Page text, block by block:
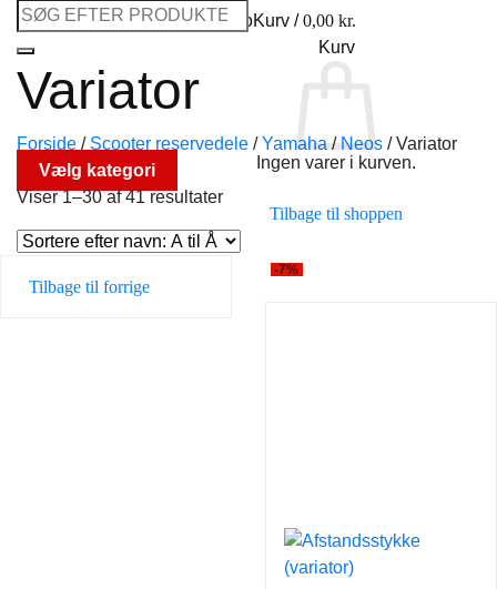
Log ind / Opret en kundekontoKurv /0,00 kr.
Kurv
Ingen varer i kurven.
Tilbage til shoppen
Søg
efter:
Variator
Forside / Scooter reservedele / Yamaha / Neos /Variator
Vælg kategori
Viser 1–30 af 41 resultater
Tilbage til forrige
-7%